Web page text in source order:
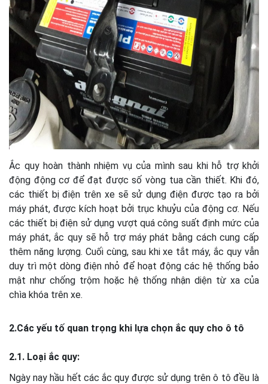
Ắc quy hoàn thành nhiệm vụ của mình sau khi hỗ trợ khởi
động động cơ để đạt được số vòng tua cần thiết. Khi đó,
các thiết bị điện trên xe sẽ sử dụng điện được tạo ra bởi
máy phát, được kích hoạt bởi trục khuỷu của động cơ. Nếu
các thiết bị điện sử dụng vượt quá công suất định mức của
máy phát, ắc quy sẽ hỗ trợ máy phát bằng cách cung cấp
thêm năng lượng. Cuối cùng, sau khi xe tắt máy, ắc quy vẫn
duy trì một dòng điện nhỏ để hoạt động các hệ thống bảo
mật như chống trộm hoặc hệ thống nhận diện từ xa của
chìa khóa trên xe.
2.Các yếu tố quan trọng khi lựa chọn ắc quy cho ô tô
2.1. Loại ắc quy:
Ngày nay hầu hết các ắc quy được sử dụng trên ô tô đều là